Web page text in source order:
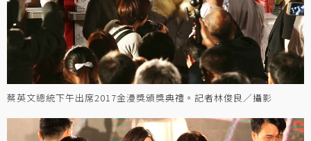
蔡英文總統下午出席2017金漫獎頒獎典禮。記者林俊良／攝影